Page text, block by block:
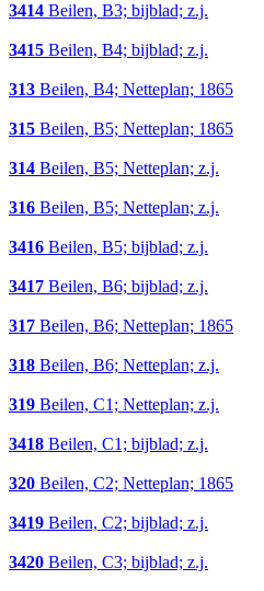
3414 Beilen, B3; bijblad; z.j.
3415 Beilen, B4; bijblad; z.j.
313 Beilen, B4; Netteplan; 1865
315 Beilen, B5; Netteplan; 1865
314 Beilen, B5; Netteplan; z.j.
316 Beilen, B5; Netteplan; z.j.
3416 Beilen, B5; bijblad; z.j.
3417 Beilen, B6; bijblad; z.j.
317 Beilen, B6; Netteplan; 1865
318 Beilen, B6; Netteplan; z.j.
319 Beilen, C1; Netteplan; z.j.
3418 Beilen, C1; bijblad; z.j.
320 Beilen, C2; Netteplan; 1865
3419 Beilen, C2; bijblad; z.j.
3420 Beilen, C3; bijblad; z.j.